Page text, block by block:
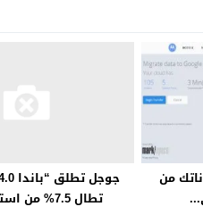
من
تطال 7.5% من استعلامات...